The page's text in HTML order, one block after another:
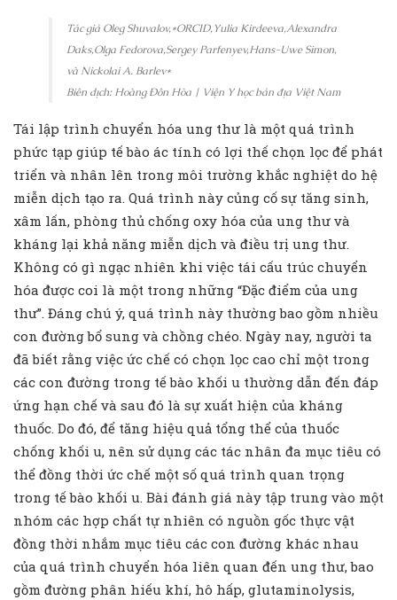
Tác giả Oleg Shuvalov,*ORCID,Yulia Kirdeeva,Alexandra
Daks,Olga Fedorova,Sergey Parfenyev,Hans-Uwe Simon,
và Nickolai A. Barlev*
Biên dịch: Hoàng Đôn Hòa | Viện Y học bản địa Việt Nam
Tái lập trình chuyển hóa ung thư là một quá trình
phức tạp giúp tế bào ác tính có lợi thế chọn lọc để phát
triển và nhân lên trong môi trường khắc nghiệt do hệ
miễn dịch tạo ra. Quá trình này củng cố sự tăng sinh,
xâm lấn, phòng thủ chống oxy hóa của ung thư và
kháng lại khả năng miễn dịch và điều trị ung thư.
Không có gì ngạc nhiên khi việc tái cấu trúc chuyển
hóa được coi là một trong những “Đặc điểm của ung
thư”. Đáng chú ý, quá trình này thường bao gồm nhiều
con đường bổ sung và chồng chéo. Ngày nay, người ta
đã biết rằng việc ức chế có chọn lọc cao chỉ một trong
các con đường trong tế bào khối u thường dẫn đến đáp
ứng hạn chế và sau đó là sự xuất hiện của kháng
thuốc. Do đó, để tăng hiệu quả tổng thể của thuốc
chống khối u, nên sử dụng các tác nhân đa mục tiêu có
thể đồng thời ức chế một số quá trình quan trọng
trong tế bào khối u. Bài đánh giá này tập trung vào một
nhóm các hợp chất tự nhiên có nguồn gốc thực vật
đồng thời nhắm mục tiêu các con đường khác nhau
của quá trình chuyển hóa liên quan đến ung thư, bao
gồm đường phân hiếu khí, hô hấp, glutaminolysis,